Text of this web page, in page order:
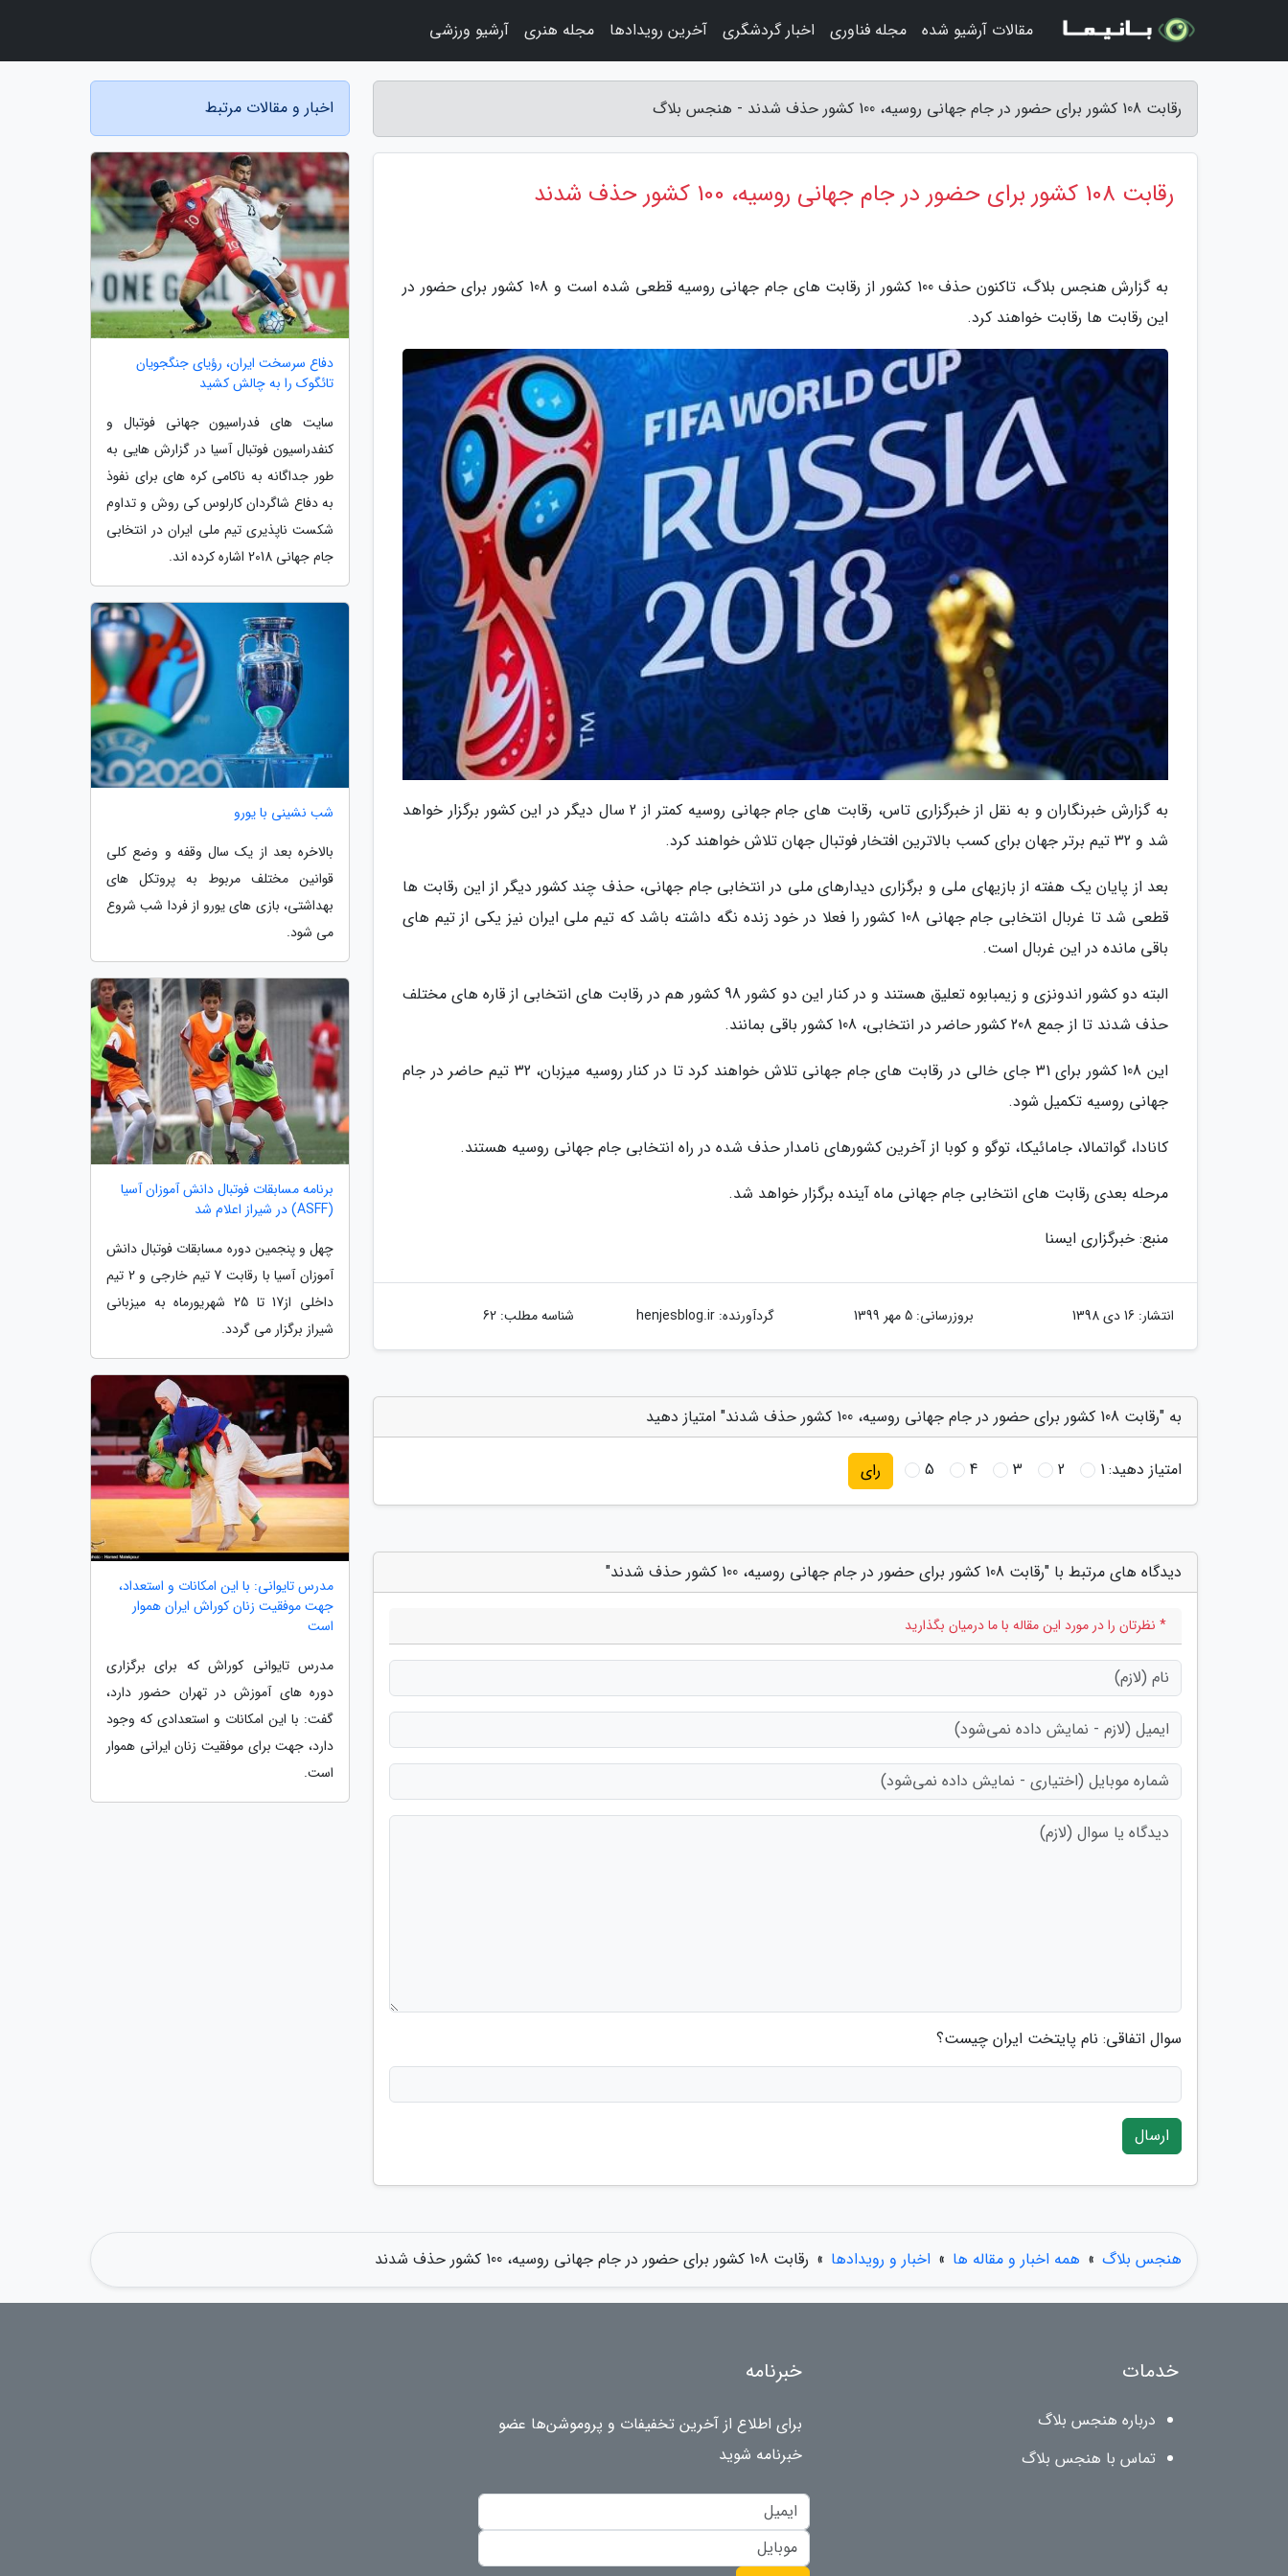
رقابت 108 کشور برای حضور در جام جهانی روسیه، 100 کشور حذف شدند - هنجس بلاگ
رقابت 108 کشور برای حضور در جام جهانی روسیه، 100 کشور حذف شدند
به گزارش هنجس بلاگ، تاکنون حذف 100 کشور از رقابت های جام جهانی روسیه قطعی شده است و 108 کشور برای حضور در
این رقابت ها رقابت خواهند کرد.
به گزارش خبرنگاران و به نقل از خبرگزاری تاس، رقابت های جام جهانی روسیه کمتر از 2 سال دیگر در این کشور برگزار خواهد
شد و 32 تیم برتر جهان برای کسب بالاترین افتخار فوتبال جهان تلاش خواهند کرد.
بعد از پایان یک هفته از بازیهای ملی و برگزاری دیدارهای ملی در انتخابی جام جهانی، حذف چند کشور دیگر از این رقابت ها
قطعی شد تا غربال انتخابی جام جهانی 108 کشور را فعلا در خود زنده نگه داشته باشد که تیم ملی ایران نیز یکی از تیم های
باقی مانده در این غربال است.
البته دو کشور اندونزی و زیمبابوه تعلیق هستند و در کنار این دو کشور 98 کشور هم در رقابت های انتخابی از قاره های مختلف
حذف شدند تا از جمع 208 کشور حاضر در انتخابی، 108 کشور باقی بمانند.
این 108 کشور برای 31 جای خالی در رقابت های جام جهانی تلاش خواهند کرد تا در کنار روسیه میزبان، 32 تیم حاضر در جام
جهانی روسیه تکمیل شود.
کانادا، گواتمالا، جامائیکا، توگو و کوبا از آخرین کشورهای نامدار حذف شده در راه انتخابی جام جهانی روسیه هستند.
مرحله بعدی رقابت های انتخابی جام جهانی ماه آینده برگزار خواهد شد.
منبع: خبرگزاری ایسنا
انتشار: 16 دی 1398 بروزرسانی: 5 مهر 1399 گردآورنده:henjesblog.ir شناسه مطلب: 62
به "رقابت 108 کشور برای حضور در جام جهانی روسیه، 100 کشور حذف شدند" امتیاز دهید
امتیاز دهید:1
2
3
4
5 رای
دیدگاه های مرتبط با "رقابت 108 کشور برای حضور در جام جهانی روسیه، 100 کشور حذف شدند"
* نظرتان را در مورد این مقاله با ما درمیان بگذارید
سوال اتفاقی: نام پایتخت ایران چیست؟
ارسال
اخبار و مقالات مرتبط
دفاع سرسخت ایران، رؤیای جنگجویان
تائگوک را به چالش کشید
سایت های فدراسیون جهانی فوتبال و
کنفدراسیون فوتبال آسیا در گزارش هایی به
طور جداگانه به ناکامی کره های برای نفوذ
به دفاع شاگردان کارلوس کی روش و تداوم
شکست ناپذیری تیم ملی ایران در انتخابی
جام جهانی 2018 اشاره کرده اند.
شب نشینی با یورو
بالاخره بعد از یک سال وقفه و وضع کلی
قوانین مختلف مربوط به پروتکل های
بهداشتی، بازی های یورو از فردا شب شروع
می شود.
برنامه مسابقات فوتبال دانش آموزان آسیا
(ASFF) در شیراز اعلام شد
چهل و پنجمین دوره مسابقات فوتبال دانش
آموزان آسیا با رقابت 7 تیم خارجی و 2 تیم
داخلی از17 تا 25 شهریورماه به میزبانی
شیراز برگزار می گردد.
مدرس تایوانی: با این امکانات و استعداد،
جهت موفقیت زنان کوراش ایران هموار
است
مدرس تایوانی کوراش که برای برگزاری
دوره های آموزش در تهران حضور دارد،
گفت: با این امکانات و استعدادی که وجود
دارد، جهت برای موفقیت زنان ایرانی هموار
است.
هنجس بلاگ » همه اخبار و مقاله ها » اخبار و رویدادها » رقابت 108 کشور برای حضور در جام جهانی روسیه، 100 کشور حذف شدند
مقالات آرشیو شده مجله فناوری اخبار گردشگری آخرین رویدادها مجله هنری آرشیو ورزشی
خدمات
درباره هنجس بلاگ
تماس با هنجس بلاگ
خبرنامه
برای اطلاع از آخرین تخفیفات و پروموشن‌ها عضو
خبرنامه شوید